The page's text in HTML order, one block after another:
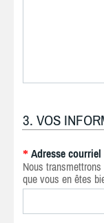
3. VOS
* Adresse courriel
Nous
que vous en êtes